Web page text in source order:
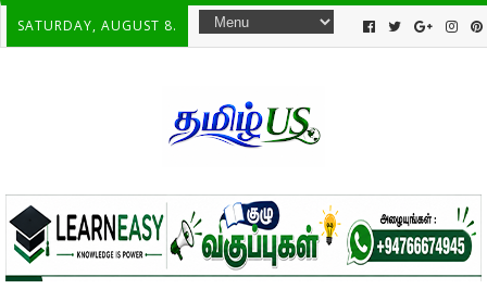
SATURDAY, AUGUST 8.